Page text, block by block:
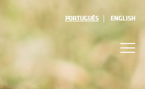
PORTUGUÊS ENGLISH